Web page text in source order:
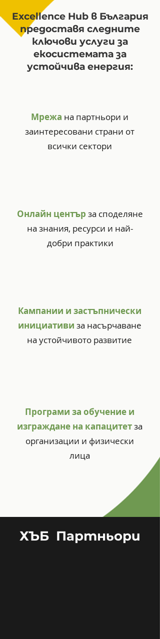
Excellence Hub в България
предоставя следните
ключови услуги за
екосистемата за
устойчива енергия:
Мрежа на партньори и
заинтересовани страни от
всички сектори
Онлайн център за споделяне
на знания, ресурси и най-
добри практики
Кампании и застъпнически
инициативи за насърчаване
на устойчивото развитие
Програми за обучение и
изграждане на капацитетза
организации и физически
лица
ХЪБ Партньори